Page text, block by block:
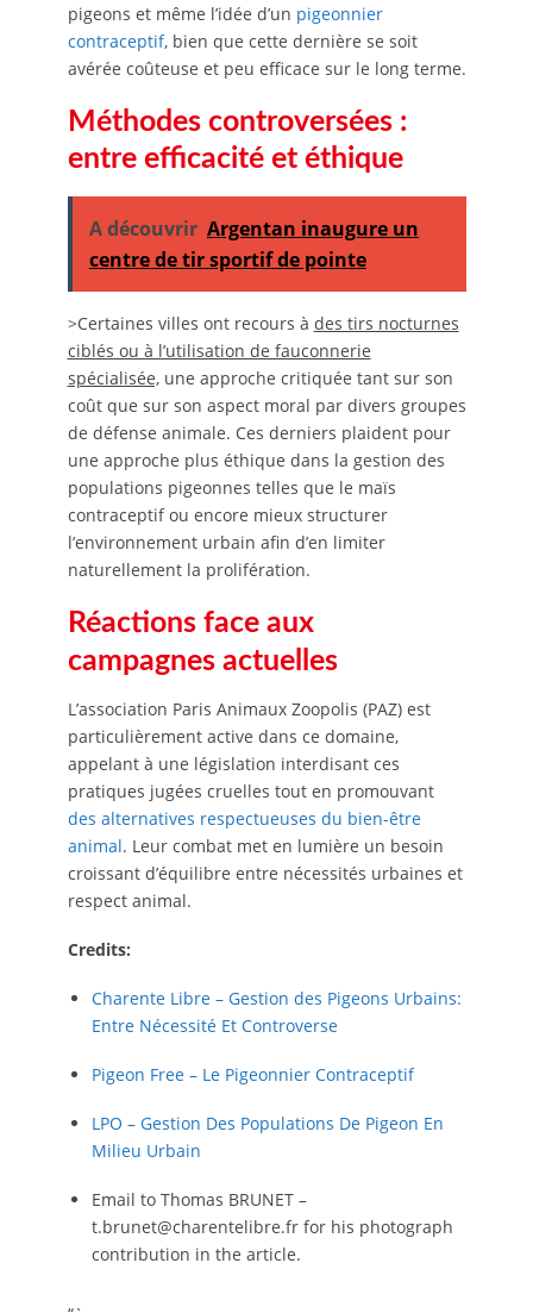
pigeons et même l’idée d’un pigeonnier
contraceptif, bien que cette dernière se soit
avérée coûteuse et peu efficace sur le long terme.
Méthodes controversées :
entre efficacité et éthique
A découvrir Argentan inaugure un
centre de tir sportif de pointe
>Certaines villes ont recours à des tirs nocturnes
ciblés ou à l’utilisation de fauconnerie
spécialisée,une approche critiquée tant sur son
coût que sur son aspect moral par divers groupes
de défense animale. Ces derniers plaident pour
une approche plus éthique dans la gestion des
populations pigeonnes telles que le maïs
contraceptif ou encore mieux structurer
l’environnement urbain afin d’en limiter
naturellement la prolifération.
Réactions face aux
campagnes actuelles
L’association Paris Animaux Zoopolis (PAZ) est
particulièrement active dans ce domaine,
appelant à une législation interdisant ces
pratiques jugées cruelles tout en promouvant
des alternatives respectueuses du bien-être
animal. Leur combat met en lumière un besoin
croissant d’équilibre entre nécessités urbaines et
respect animal.
Credits:
Charente Libre – Gestion des Pigeons Urbains:
Entre Nécessité Et Controverse
Pigeon Free – Le Pigeonnier Contraceptif
LPO – Gestion Des Populations De Pigeon En
Milieu Urbain
Email to Thomas BRUNET –
t.brunet@charentelibre.fr for his photograph
contribution in the article.